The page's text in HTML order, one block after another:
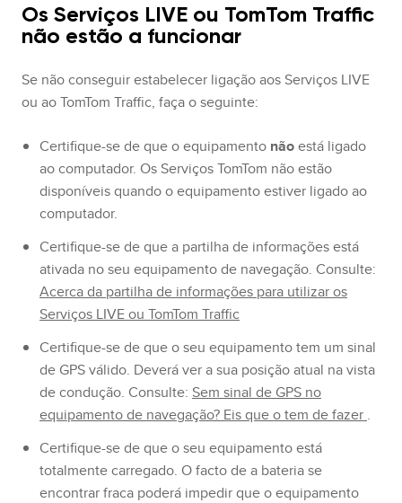
Os Serviços LIVE ou TomTom Traffic
não estão a funcionar
Se não conseguir estabelecer ligação aos Serviços LIVE
ou ao TomTom Traffic, faça o seguinte:
Certifique-se de que o equipamento nãoestá ligado
ao computador. Os Serviços TomTom não estão
disponíveis quando o equipamento estiver ligado ao
computador.
Certifique-se de que a partilha de informações está
ativada no seu equipamento de navegação. Consulte:
Acerca da partilha de informações para utilizar os
Serviços LIVE ou TomTom Traffic
Certifique-se de que o seu equipamento tem um sinal
de GPS válido. Deverá ver a sua posição atual na vista
de condução. Consulte: Sem sinal de GPS no
equipamento de navegação? Eis que o tem de fazer .
Certifique-se de que o seu equipamento está
totalmente carregado. O facto de a bateria se
encontrar fraca poderá impedir que o equipamento